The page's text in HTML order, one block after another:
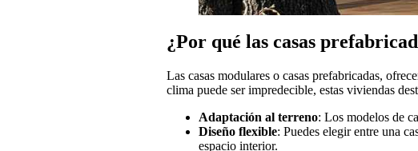
¿Por qué las casas
Las casas modulares o casas prefabricadas,
clima puede ser impredecible, estas viviendas
Adaptación al terreno: Los modelos de
Diseño flexible: Puedes elegir entre una
espacio interior.